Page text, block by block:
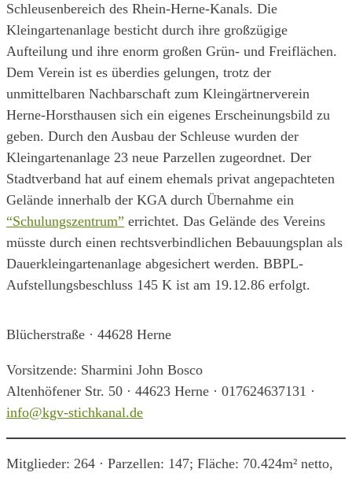
Schleusenbereich des Rhein-Herne-Kanals. Die
Kleingartenanlage besticht durch ihre großzügige
Aufteilung und ihre enorm großen Grün- und Freiflächen.
Dem Verein ist es überdies gelungen, trotz der
unmittelbaren Nachbarschaft zum Kleingärtnerverein
Herne-Horsthausen sich ein eigenes Erscheinungsbild zu
geben. Durch den Ausbau der Schleuse wurden der
Kleingartenanlage 23 neue Parzellen zugeordnet. Der
Stadtverband hat auf einem ehemals privat angepachteten
Gelände innerhalb der KGA durch Übernahme ein
“Schulungszentrum” errichtet. Das Gelände des Vereins
müsste durch einen rechtsverbindlichen Bebauungsplan als
Dauerkleingartenanlage abgesichert werden. BBPL-
Aufstellungsbeschluss 145 K ist am 19.12.86 erfolgt.
Blücherstraße · 44628 Herne
Vorsitzende: Sharmini John Bosco
Altenhöfener Str. 50 · 44623 Herne · 017624637131 ·
info@kgv-stichkanal.de
Mitglieder: 264 · Parzellen: 147; Fläche: 70.424m² netto,